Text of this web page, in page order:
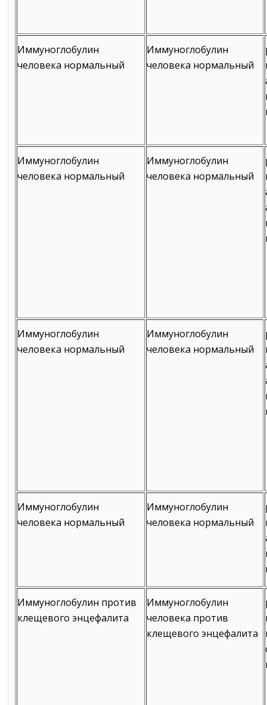
Иммуноглобулин
человека нормальный
Иммуноглобулин
человека нормальный
Иммуноглобулин
человека нормальный
Иммуноглобулин
человека нормальный
Иммуноглобулин
человека нормальный
Иммуноглобулин
человека нормальный
Иммуноглобулин
человека нормальный
Иммуноглобулин
человека нормальный
Иммуноглобулин против
клещевого энцефалита
Иммуноглобулин
человека против
клещевого энцефалита